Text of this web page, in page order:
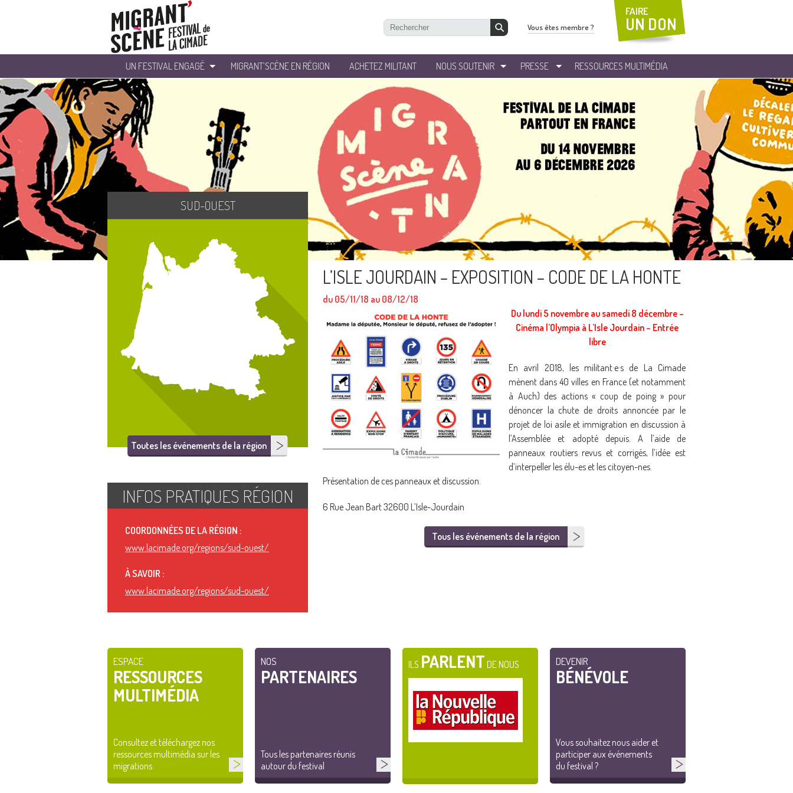
UN FESTIVAL ENGAGÉ MIGRANT’SCÈNE EN RÉGION ACHETEZ MILITANT NOUS SOUTENIR PRESSE RESSOURCES MULTIMÉDIA
Vous êtes membre ?
FAIRE
UN DON
L’ISLE JOURDAIN – EXPOSITION – CODE DE LA HONTE
du 05/11/18 au 08/12/18
Du lundi 5 novembre au samedi 8 décembre –
Cinéma l’Olympia à L’Isle Jourdain – Entrée
libre
En avril 2018, les militant·e·s de La Cimade
mènent dans 40 villes en France (et notamment
à Auch) des actions « coup de poing » pour
dénoncer la chute de droits annoncée par le
projet de loi asile et immigration en discussion à
l’Assemblée et adopté depuis. A l’aide de
panneaux routiers revus et corrigés, l’idée est
d’interpeller les élu-es et les citoyen-nes.
Présentation de ces panneaux et discussion.
6 Rue Jean Bart 32600 L’Isle-Jourdain
Tous les événements de la région
SUD-OUEST
Toutes les événements de la région
INFOS PRATIQUES RÉGION
COORDONNÉES DE LA RÉGION :
www.lacimade.org/regions/sud-ouest/
À SAVOIR :
www.lacimade.org/regions/sud-ouest/
ESPACE
RESSOURCES
MULTIMÉDIA
Consultez et téléchargez nos
ressources multimédia sur les
migrations
NOS
PARTENAIRES
Tous les partenaires réunis
autour du festival
ILS PARLENT DE NOUS DEVENIR
BÉNÉVOLE
Vous souhaitez nous aider et
participer aux événements
du festival ?